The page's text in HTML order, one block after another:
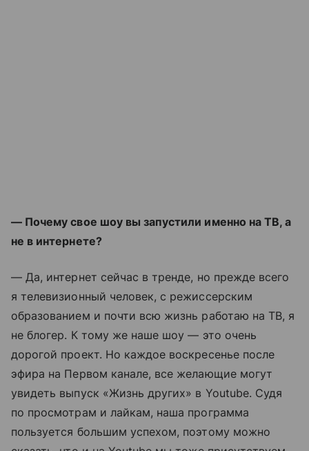
— Почему свое шоу вы запустили именно на ТВ, а
не в интернете?
— Да, интернет сейчас в тренде, но прежде всего
я телевизионный человек, с режиссерским
образованием и почти всю жизнь работаю на ТВ, я
не блогер. К тому же наше шоу — это очень
дорогой проект. Но каждое воскресенье после
эфира на Первом канале, все желающие могут
увидеть выпуск «Жизнь других» в Youtube. Судя
по просмотрам и лайкам, наша программа
пользуется большим успехом, поэтому можно